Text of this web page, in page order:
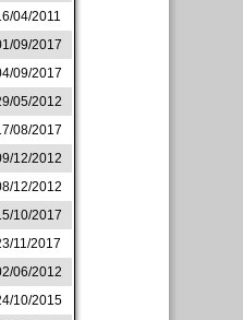
04/2011
09/2017
09/2017
05/2012
08/2017
12/2012
12/2012
10/2017
11/2017
06/2012
10/2015